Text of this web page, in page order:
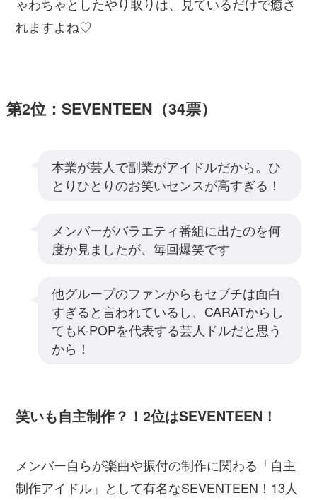
れますよね♡
第2位：SEVENTEEN（34票）
本業が芸人で副業がアイドルだから。ひ
とりひとりのお笑いセンスが高すぎる！
メンバーがバラエティ番組に出たのを何
度か見ましたが、毎回爆笑です
他グループのファンからもセブチは面白
すぎると言われているし、CARATからし
てもK-POPを代表する芸人ドルだと思う
から！
笑いも自主制作？！2位はSEVENTEEN！
メンバー自らが楽曲や振付の制作に関わる「自主
制作アイドル」として有名なSEVENTEEN！13人